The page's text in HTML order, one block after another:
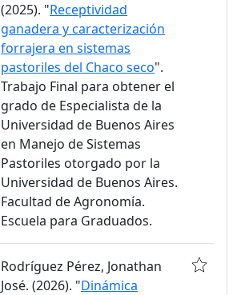
(2025). "Receptividad
ganadera y caracterización
forrajera en sistemas
pastoriles del Chaco seco".
Trabajo Final para obtener el
grado de Especialista de la
Universidad de Buenos Aires
en Manejo de Sistemas
Pastoriles otorgado por la
Universidad de Buenos Aires.
Facultad de Agronomía.
Escuela para Graduados.
Rodríguez Pérez, Jonathan
José. (2026). "Dinámica